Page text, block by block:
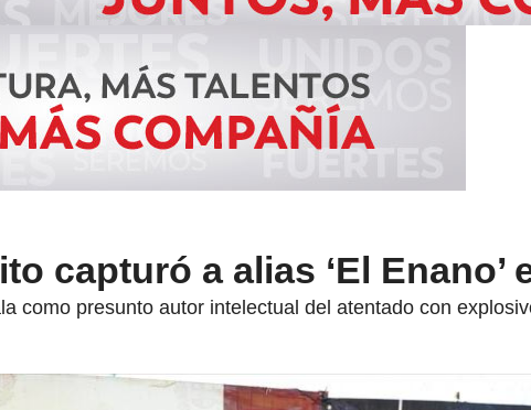
capturó a alias ‘El Enano’
como presunto autor intelectual del atentado con